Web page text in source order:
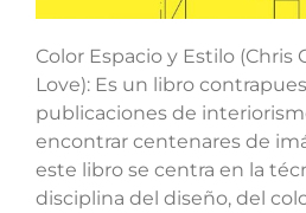
Color Espacio y Estilo (Chris
Love): Es un libro
publicaciones de
encontrar centenares de
este libro se centra en la
disciplina del diseño, del